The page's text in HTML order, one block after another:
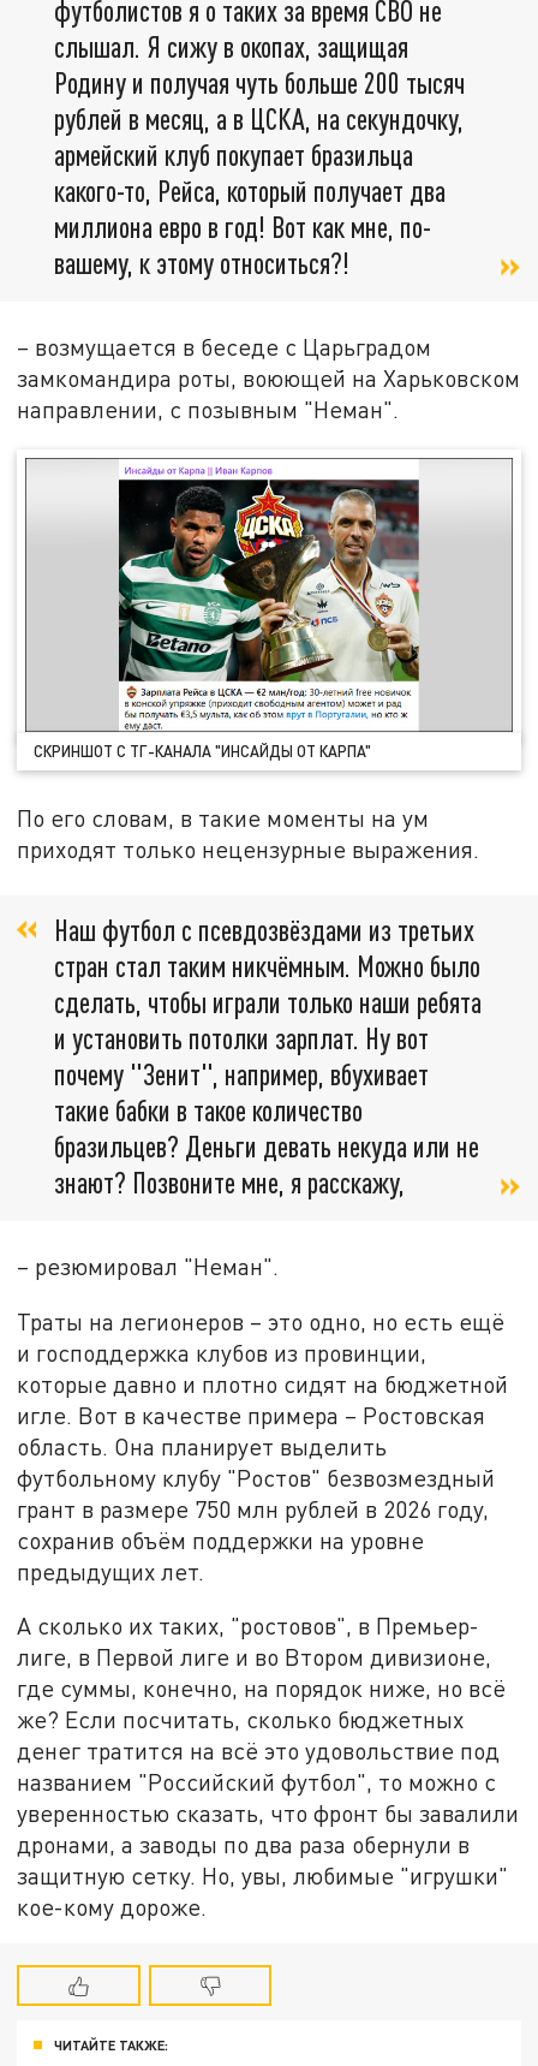
футболистов я о таких за время СВО не
слышал. Я сижу в окопах, защищая
Родину и получая чуть больше 200 тысяч
рублей в месяц, а в ЦСКА, на секундочку,
армейский клуб покупает бразильца
какого-то, Рейса, который получает два
миллиона евро в год! Вот как мне, по-
вашему, к этому относиться?!
– возмущается в беседе с Царьградом
замкомандира роты, воюющей на Харьковском
направлении, с позывным "Неман".
СКРИНШОТ С ТГ-КАНАЛА "ИНСАЙДЫ ОТ КАРПА"
По его словам, в такие моменты на ум
приходят только нецензурные выражения.
Наш футбол с псевдозвёздами из третьих
стран стал таким никчёмным. Можно было
сделать, чтобы играли только наши ребята
и установить потолки зарплат. Ну вот
почему "Зенит", например, вбухивает
такие бабки в такое количество
бразильцев? Деньги девать некуда или не
знают? Позвоните мне, я расскажу,
– резюмировал "Неман".
Траты на легионеров – это одно, но есть ещё
и господдержка клубов из провинции,
которые давно и плотно сидят на бюджетной
игле. Вот в качестве примера – Ростовская
область. Она планирует выделить
футбольному клубу "Ростов" безвозмездный
грант в размере 750 млн рублей в 2026 году,
сохранив объём поддержки на уровне
предыдущих лет.
А сколько их таких, "ростовов", в Премьер-
лиге, в Первой лиге и во Втором дивизионе,
где суммы, конечно, на порядок ниже, но всё
же? Если посчитать, сколько бюджетных
денег тратится на всё это удовольствие под
названием "Российский футбол", то можно с
уверенностью сказать, что фронт бы завалили
дронами, а заводы по два раза обернули в
защитную сетку. Но, увы, любимые "игрушки"
кое-кому дороже.
ЧИТАЙТЕ ТАКЖЕ: